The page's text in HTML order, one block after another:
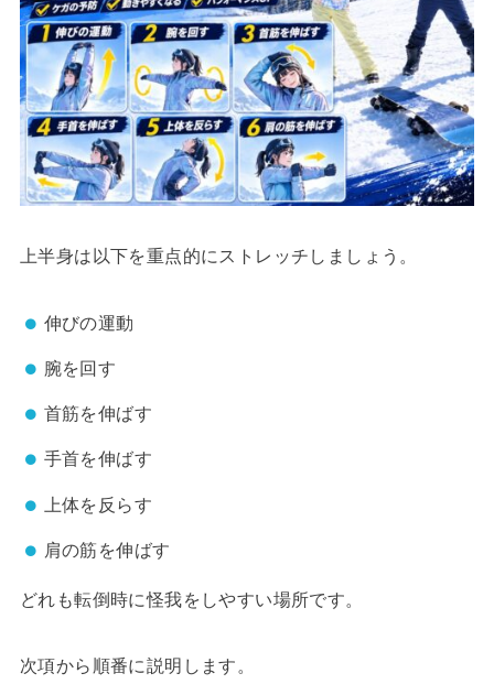
上半身は以下を重点的にストレッチしましょう。
伸びの運動
腕を回す
首筋を伸ばす
手首を伸ばす
上体を反らす
肩の筋を伸ばす
どれも転倒時に怪我をしやすい場所です。
次項から順番に説明します。